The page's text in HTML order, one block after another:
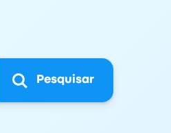
Pesquisar